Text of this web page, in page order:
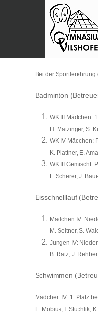
Bei der
Badminton
WK III Mädchen:
H. Matzinger, S.
WK IV Mädchen:
K. Plattner, E.
WK III Gemischt:
F. Scherer, J.
Eisschnelllauf
Mädchen IV:
M. Seitner, S.
Jungen IV:
B. Ratz, J.
Schwimmen
Mädchen IV: 1. Platz
E. Möbius, I. Stuchlik,